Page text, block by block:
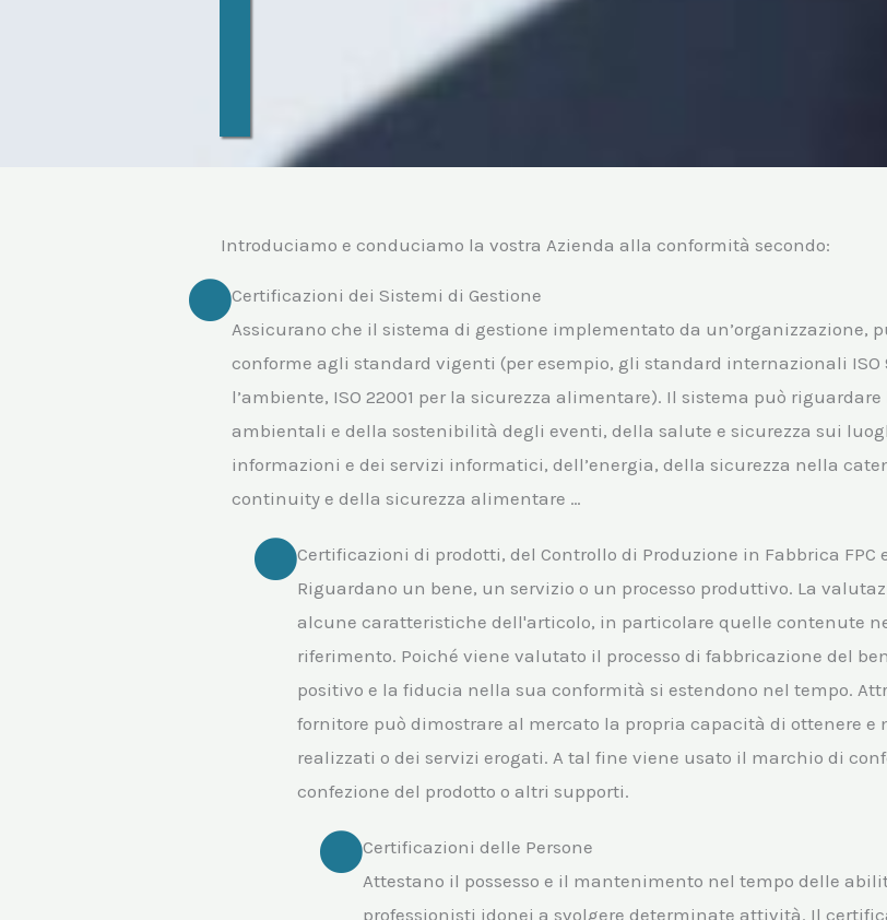
Introduciamo e conduciamo la vostra Azienda alla conformità secondo:
Certificazioni dei Sistemi di Gestione
Assicurano che il sistema di gestione implementato da un’organizzazione,
conforme agli standard vigenti (per esempio, gli standard internazionali ISO
l’ambiente, ISO 22001 per la sicurezza alimentare). Il sistema può
ambientali e della sostenibilità degli eventi, della salute e sicurezza sui
informazioni e dei servizi informatici, dell’energia, della sicurezza nella
continuity e della sicurezza alimentare …
Certificazioni di prodotti, del Controllo di Produzione in Fabbrica FPC
Riguardano un bene, un servizio o un processo produttivo. La
alcune caratteristiche dell'articolo, in particolare quelle contenute
riferimento. Poiché viene valutato il processo di fabbricazione del
positivo e la fiducia nella sua conformità si estendono nel tempo.
fornitore può dimostrare al mercato la propria capacità di ottenere
realizzati o dei servizi erogati. A tal fine viene usato il marchio di
confezione del prodotto o altri supporti.
Certificazioni delle Persone
Attestano il possesso e il mantenimento nel tempo delle
professionisti idonei a svolgere determinate attività. Il